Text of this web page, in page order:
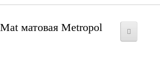
матовая Metropol